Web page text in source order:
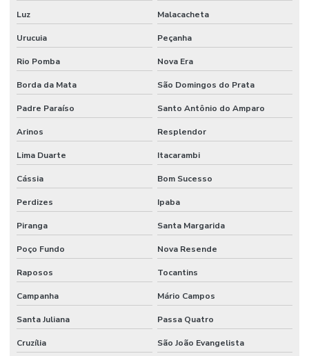
Luz Malacacheta
Urucuia Peçanha
Rio Pomba Nova Era
Borda da Mata São Domingos do Prata
Padre Paraíso Santo Antônio do Amparo
Arinos Resplendor
Lima Duarte Itacarambi
Cássia Bom Sucesso
Perdizes Ipaba
Piranga Santa Margarida
Poço Fundo Nova Resende
Raposos Tocantins
Campanha Mário Campos
Santa Juliana Passa Quatro
Cruzília São João Evangelista